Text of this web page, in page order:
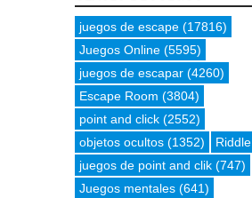
juegos de escape (17816)
Juegos Online (5595)
juegos de escapar (4260)
Escape Room (3804)
point and click (2552)
objetos ocultos (1352) Riddle
juegos de point and clik (747)
Juegos mentales (641)